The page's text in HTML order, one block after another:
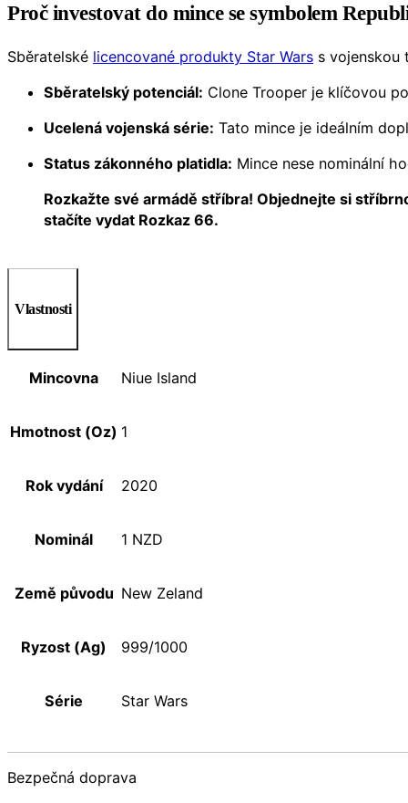
Proč investovat do mince se symbolem
Sběratelské licencované produkty Star Wars s vojenskou
Sběratelský potenciál: Clone Trooper je klíčovou
Ucelená vojenská série: Tato mince je ideálním
Status zákonného platidla: Mince nese nominální
Rozkažte své armádě stříbra! Objednejte si
stačíte vydat Rozkaz 66.
Vlastnosti
Mincovna Niue Island
Hmotnost (Oz) 1
Rok vydání 2020
Nominál 1 NZD
Země původu New Zeland
Ryzost (Ag) 999/1000
Série Star Wars
Bezpečná doprava